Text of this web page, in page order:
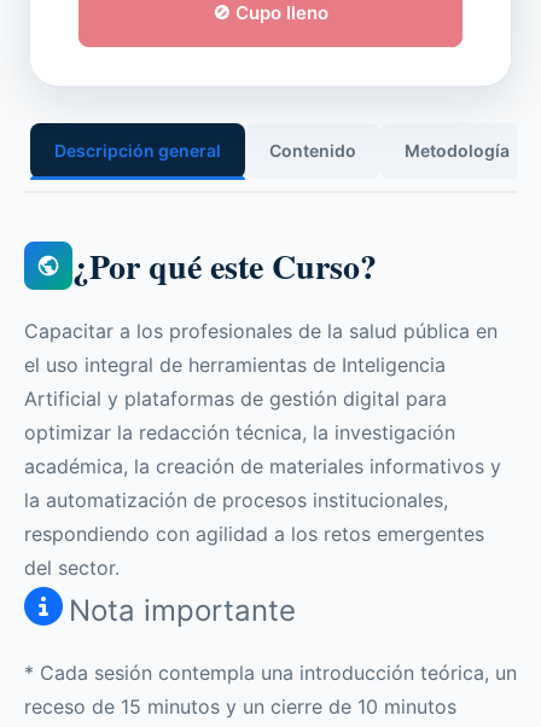
🚫 Cupo lleno
Descripción general Contenido Metodología
¿Por qué este Curso?
Capacitar a los profesionales de la salud pública en
el uso integral de herramientas de Inteligencia
Artificial y plataformas de gestión digital para
optimizar la redacción técnica, la investigación
académica, la creación de materiales informativos y
la automatización de procesos institucionales,
respondiendo con agilidad a los retos emergentes
del sector.
Nota importante
* Cada sesión contempla una introducción teórica, un
receso de 15 minutos y un cierre de 10 minutos